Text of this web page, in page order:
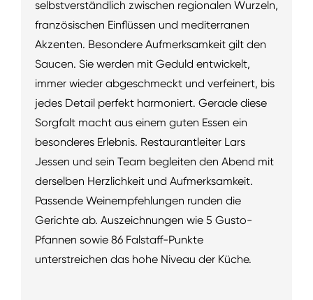
selbstverständlich zwischen regionalen Wurzeln,
französischen Einflüssen und mediterranen
Akzenten. Besondere Aufmerksamkeit gilt den
Saucen. Sie werden mit Geduld entwickelt,
immer wieder abgeschmeckt und verfeinert, bis
jedes Detail perfekt harmoniert. Gerade diese
Sorgfalt macht aus einem guten Essen ein
besonderes Erlebnis. Restaurantleiter Lars
Jessen und sein Team begleiten den Abend mit
derselben Herzlichkeit und Aufmerksamkeit.
Passende Weinempfehlungen runden die
Gerichte ab. Auszeichnungen wie 5 Gusto-
Pfannen sowie 86 Falstaff-Punkte
unterstreichen das hohe Niveau der Küche.